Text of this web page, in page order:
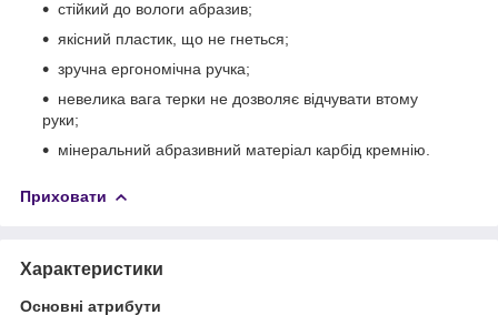
стійкий до вологи абразив;
якісний пластик, що не гнеться;
зручна ергономічна ручка;
невелика вага терки не дозволяє відчувати втому
руки;
мінеральний абразивний матеріал карбід кремнію.
Приховати
Характеристики
Основні атрибути